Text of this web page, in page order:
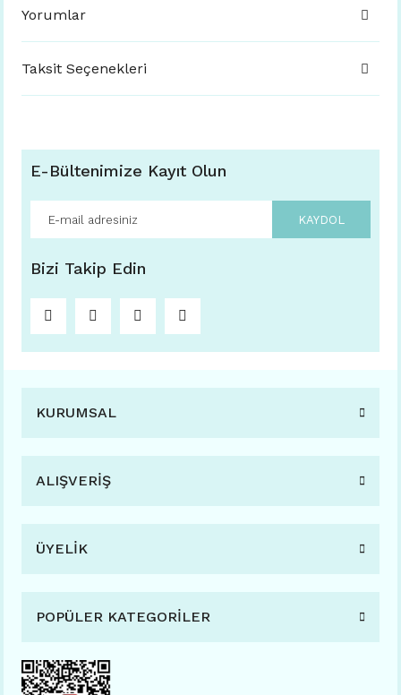
Yorumlar
Taksit Seçenekleri
E-Bültenimize Kayıt Olun
KAYDOL
Bizi Takip Edin
KURUMSAL
ALIŞVERİŞ
ÜYELİK
POPÜLER KATEGORİLER